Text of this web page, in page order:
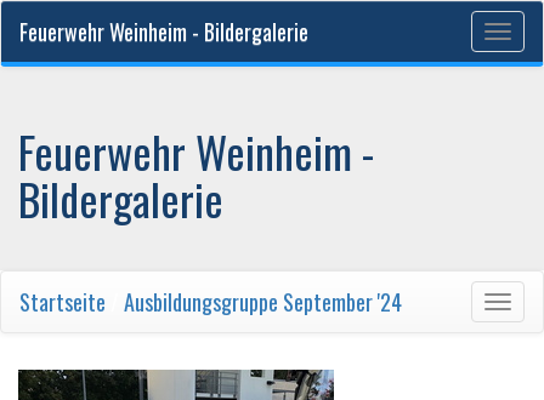
Feuerwehr Weinheim - Bildergalerie
Feuerwehr Weinheim -
Bildergalerie
Startseite Ausbildungsgruppe September '24